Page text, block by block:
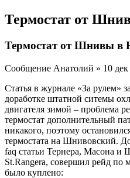
Термостат от
Термостат от Шнивы в
Сообщение Анатолий » 10 дек
Статья в журнале «За рулем»
доработке штатной ситемы
двигателя зимой – проблема
термостат дополнительный
никакого, поэтому
термостата на Шнивовский.
faq статьи Тернера, Масона и
St.Rangera, совершил рейд по
было куплено: